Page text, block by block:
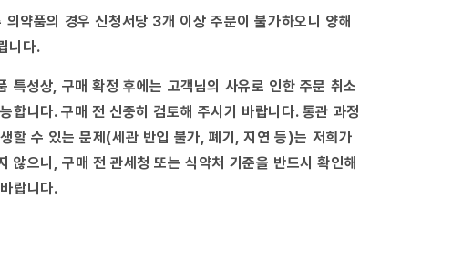
29)
늘
림
의약품의 경우 신청서당 3개 이상 주문이 불가하오니 양해
니다.
특성상, 구매 확정 후에는 고객님의 사유로 인한 주문 취소
합니다. 구매 전 신중히 검토해 주시기 바랍니다. 통관 과정
할 수 있는 문제(세관 반입 불가, 폐기, 지연 등)는 저희가
않으니, 구매 전 관세청 또는 식약처 기준을 반드시 확인해
랍니다.